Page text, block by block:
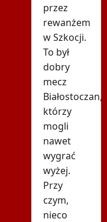
przez
rewanżem
w Szkocji.
To był
dobry
mecz
Białostoczan,
którzy
mogli
nawet
wygrać
wyżej.
Przy
czym,
nieco